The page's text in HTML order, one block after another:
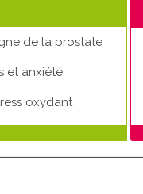
de la prostate
et anxiété
oxydant